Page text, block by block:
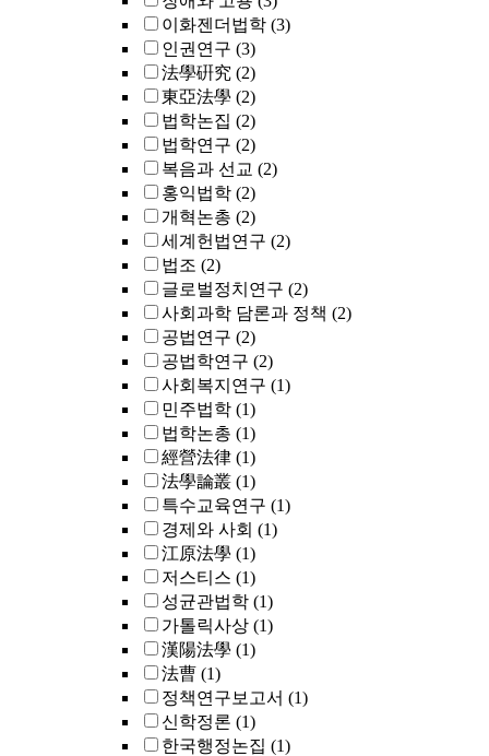
이화젠더법학 (3)
인권연구 (3)
法學硏究 (2)
東亞法學 (2)
법학논집 (2)
법학연구 (2)
복음과 선교 (2)
홍익법학 (2)
개혁논총 (2)
세계헌법연구 (2)
법조 (2)
글로벌정치연구 (2)
사회과학 담론과 정책 (2)
공법연구 (2)
공법학연구 (2)
사회복지연구 (1)
민주법학 (1)
법학논총 (1)
經營法律 (1)
法學論叢 (1)
특수교육연구 (1)
경제와 사회 (1)
江原法學 (1)
저스티스 (1)
성균관법학 (1)
가톨릭사상 (1)
漢陽法學 (1)
法曹 (1)
정책연구보고서 (1)
신학정론 (1)
한국행정논집 (1)